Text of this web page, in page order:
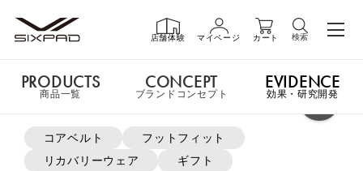
店舗体験 マイページ カート 検索
PRODUCTS商品一覧
ギフト
よく検索されているキーワード
コアベルト
フットフィット
リカバリーウェア
ギフト
PRODUCTS
商品一覧
CONCEPT
ブランドコンセプト
EVIDENCE
効果・研究開発
申し訳ございません。
ご指定の商品ページはただ今お取扱いをしておりません。